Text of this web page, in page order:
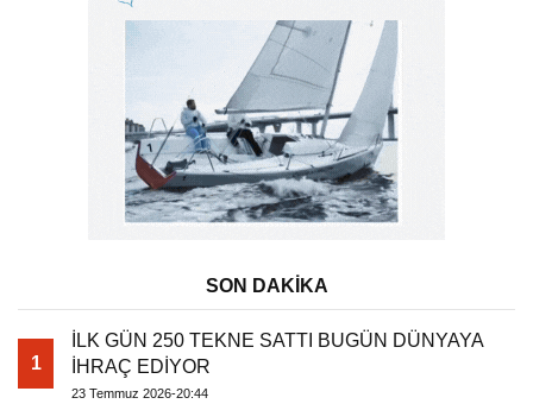
SON DAKİKA
1
İLK GÜN 250 TEKNE SATTI BUGÜN DÜNYAYA
İHRAÇ EDİYOR
23 Temmuz 2026-20:44